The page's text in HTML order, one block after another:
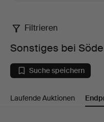
Sonstiges
bei
Auktionsverk
Filtrieren
Sonstiges bei
Suche speichern
Laufende Auktionen